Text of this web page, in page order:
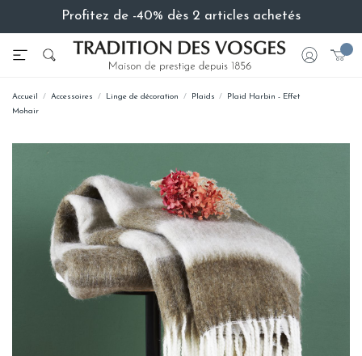
Profitez de -40% dès 2 articles achetés
Accueil Accessoires Linge de décoration Plaids
Plaid Harbin - Effet
Mohair